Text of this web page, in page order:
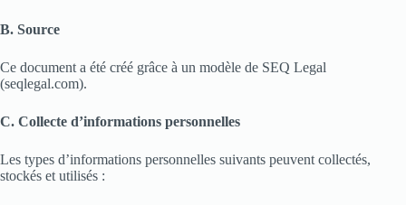
B. Source
Ce document a été créé grâce à un modèle de SEQ Legal
(seqlegal.com).
C. Collecte d’informations personnelles
Les types d’informations personnelles suivants peuvent collectés,
stockés et utilisés :